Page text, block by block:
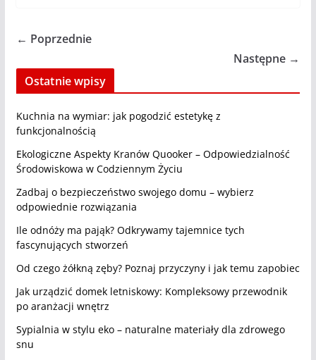
← Poprzednie
Następne →
Ostatnie wpisy
Kuchnia na wymiar: jak pogodzić estetykę z
funkcjonalnością
Ekologiczne Aspekty Kranów Quooker – Odpowiedzialność
Środowiskowa w Codziennym Życiu
Zadbaj o bezpieczeństwo swojego domu – wybierz
odpowiednie rozwiązania
Ile odnóży ma pająk? Odkrywamy tajemnice tych
fascynujących stworzeń
Od czego żółkną zęby? Poznaj przyczyny i jak temu zapobiec
Jak urządzić domek letniskowy: Kompleksowy przewodnik
po aranżacji wnętrz
Sypialnia w stylu eko – naturalne materiały dla zdrowego
snu